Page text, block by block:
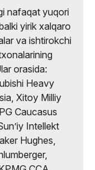
nafaqat yuqori
yirik xalqaro
va ishtirokchi
orasida:
Heavy
Xitoy Milliy
Caucasus
Intellekt
Hughes,